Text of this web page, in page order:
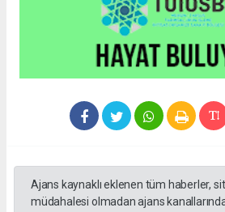
Ajans kaynaklı eklenen tüm haberler,
müdahalesi olmadan ajans